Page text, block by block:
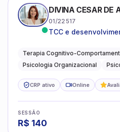
DIVINA CESAR
01/22517
TCC e
Terapia Cognitivo-
Psicologia Organizacional
CRP ativo Online
SESSÃO
R$ 140